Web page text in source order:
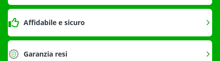
Affidabile e sicuro
Garanzia resi